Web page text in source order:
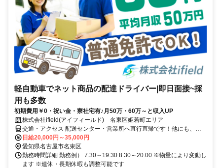
軽自動車でネット商品の配達ドライバー|即日面接~採
用も多数
初期費用￥0・祝い金・寮社宅有♪月50万・60万～と収入UP
株式会社ifield(アイフィールド) 名東区姫若町エリア
交通・アクセス 配送センター・営業所へ直行直帰です！他にも、名
古屋市内はもちろん 東海市や豊田市など 勤務地はたくさんあるの
で、 ぜひご相談ください！
日給20,000円～35,000円
愛知県名古屋市名東区
勤務時間詳細 勤務例） 7:30～19:30 8:30～20:00 ※物量により変動し
ます ※連休・長期休暇も調整可能です